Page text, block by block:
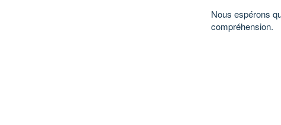
Nous espérons
compréhension.